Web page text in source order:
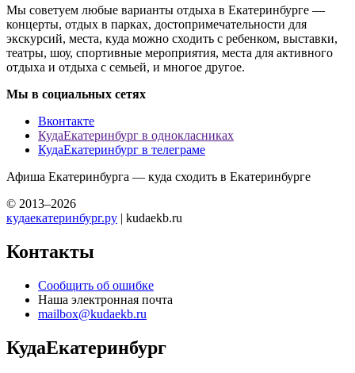
Мы советуем любые варианты отдыха в Екатеринбурге —
концерты, отдых в парках, достопримечательности для
экскурсий, места, куда можно сходить с ребенком, выставки,
театры, шоу, спортивные мероприятия, места для активного
отдыха и отдыха с семьей, и многое другое.
Мы в социальных сетях
Вконтакте
КудаЕкатеринбург в однокласниках
КудаЕкатеринбург в телеграме
Афиша Екатеринбурга — куда сходить в Екатеринбурге
© 2013–2026
кудаекатеринбург.ру | kudaekb.ru
Контакты
Сообщить об ошибке
Наша электронная почта
mailbox@kudaekb.ru
КудаЕкатеринбург